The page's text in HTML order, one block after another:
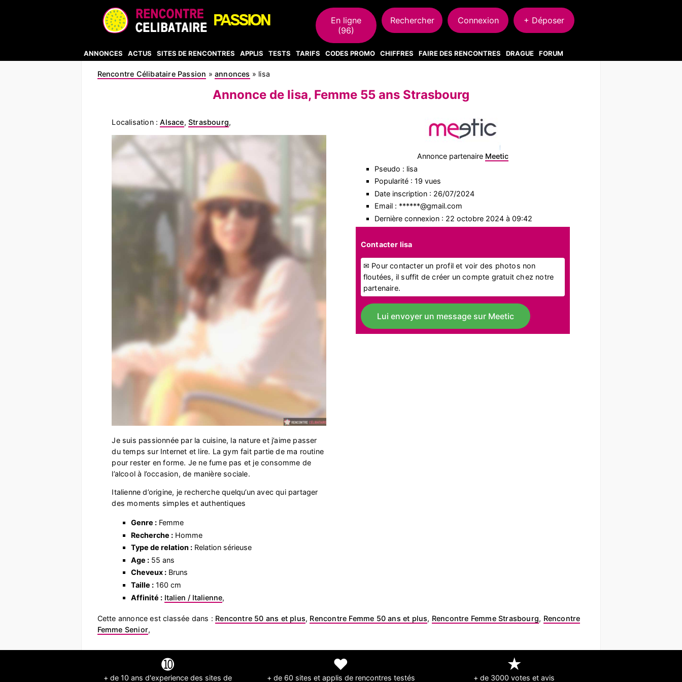
En ligne
(96)
Rechercher Connexion + Déposer
ANNONCES ACTUS SITES DE RENCONTRES APPLIS TESTS TARIFS CODES PROMO CHIFFRES FAIRE DES RENCONTRES DRAGUE FORUM
Rencontre Célibataire Passion »annonces » lisa
Annonce de lisa, Femme 55 ans Strasbourg
Localisation :Alsace,Strasbourg,
Je suis passionnée par la cuisine, la nature et j’aime passer
du temps sur Internet et lire. La gym fait partie de ma routine
pour rester en forme. Je ne fume pas et je consomme de
l’alcool à l’occasion, de manière sociale.
Italienne d’origine, je recherche quelqu’un avec qui partager
des moments simples et authentiques
Genre :Femme
Recherche :Homme
Type de relation :Relation sérieuse
Age :55 ans
Cheveux :Bruns
Taille :160 cm
Affinité : Italien / Italienne,
Annonce partenaire Meetic
Pseudo : lisa
Popularité : 19 vues
Date inscription : 26/07/2024
Email : ******@gmail.com
Dernière connexion : 22 octobre 2024 à 09:42
Contacter lisa
✉ Pour contacter un profil et voir des photos non
floutées, il suffit de créer un compte gratuit chez notre
partenaire.
Lui envoyer un message sur Meetic
Cette annonce est classée dans : Rencontre 50 ans et plus, Rencontre Femme 50 ans et plus, Rencontre Femme Strasbourg, Rencontre
Femme Senior,
➓
+ de 10 ans d'experience des sites de
❤
+ de 60 sites et applis de rencontres testés
★
+ de 3000 votes et avis